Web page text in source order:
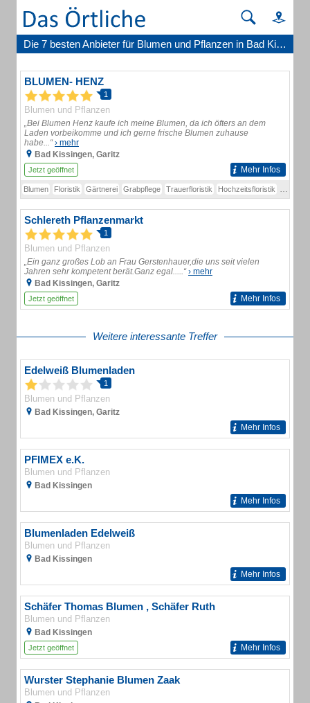
Die 7 besten Anbieter für Blumen und Pflanzen in Bad Kissingen
BLUMEN- HENZ
1
Blumen und Pflanzen
„Bei Blumen Henz kaufe ich meine Blumen, da ich öfters an dem
Laden vorbeikomme und ich gerne frische Blumen zuhause
habe...“› mehr
Bad Kissingen, Garitz
Jetzt geöffnet Mehr Infos
Blumen Floristik Gärtnerei Grabpflege Trauerfloristik Hochzeitsfloristik
Schlereth Pflanzenmarkt
1
Blumen und Pflanzen
„Ein ganz großes Lob an Frau Gerstenhauer,die uns seit vielen
Jahren sehr kompetent berät.Ganz egal.....“› mehr
Bad Kissingen, Garitz
Jetzt geöffnet Mehr Infos
Weitere interessante Treffer
Edelweiß Blumenladen
1
Blumen und Pflanzen
Bad Kissingen, Garitz
Mehr Infos
PFIMEX e.K.
Blumen und Pflanzen
Bad Kissingen
Mehr Infos
Blumenladen Edelweiß
Blumen und Pflanzen
Bad Kissingen
Mehr Infos
Schäfer Thomas Blumen , Schäfer Ruth
Blumen und Pflanzen
Bad Kissingen
Jetzt geöffnet Mehr Infos
Wurster Stephanie Blumen Zaak
Blumen und Pflanzen